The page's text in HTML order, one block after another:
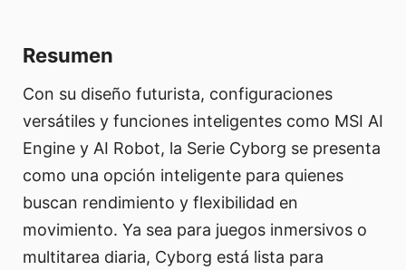
Resumen
Con su diseño futurista, configuraciones
versátiles y funciones inteligentes como MSI AI
Engine y AI Robot, la Serie Cyborg se presenta
como una opción inteligente para quienes
buscan rendimiento y flexibilidad en
movimiento. Ya sea para juegos inmersivos o
multitarea diaria, Cyborg está lista para